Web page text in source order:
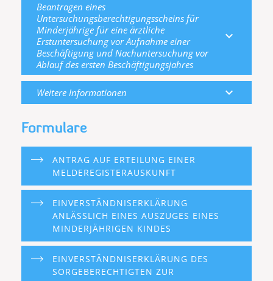
Beantragen eines
Untersuchungsberechtigungsscheins für
Minderjährige für eine ärztliche
Erstuntersuchung vor Aufnahme einer
Beschäftigung und Nachuntersuchung vor
Ablauf des ersten Beschäftigungsjahres
expand_more
Weitere Informationen expand_more
Formulare
ANTRAG AUF ERTEILUNG EINER
MELDEREGISTERAUSKUNFT
EINVERSTÄNDNISERKLÄRUNG
ANLÄSSLICH EINES AUSZUGES EINES
MINDERJÄHRIGEN KINDES
EINVERSTÄNDNISERKLÄRUNG DES
SORGEBERECHTIGTEN ZUR